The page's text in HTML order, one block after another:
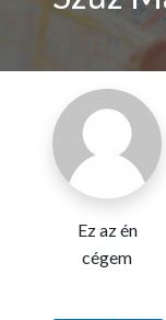
Ez az én
cégem